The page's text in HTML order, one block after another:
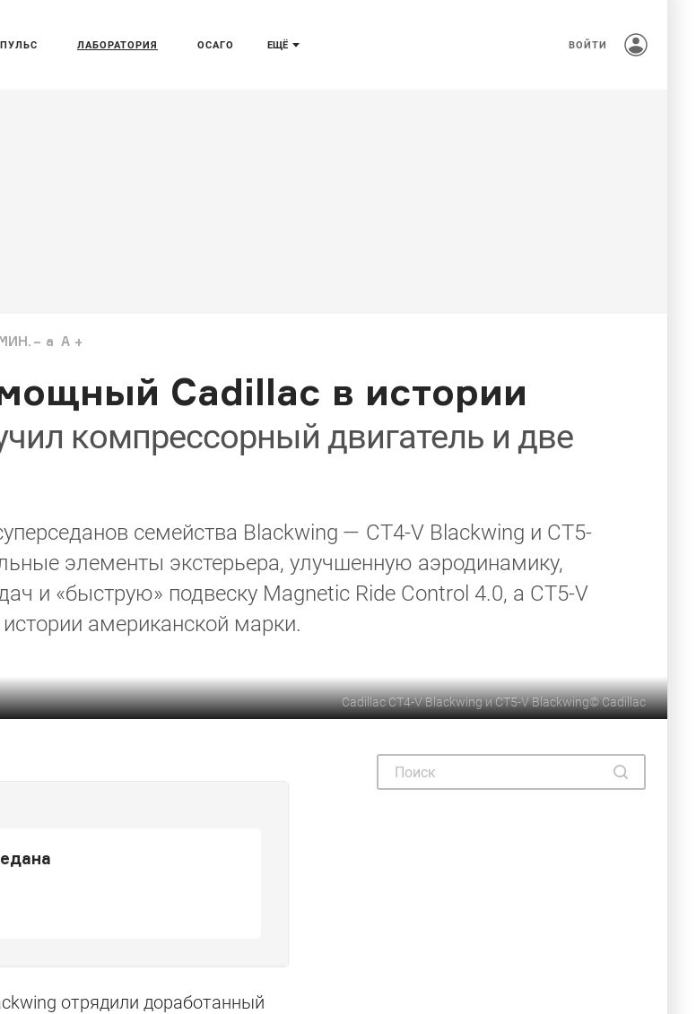
ЕЩЁ
ПУЛЬС ЛАБОРАТОРИЯ ОСАГО ВОЙТИ
a A
Cadillac в истории
компрессорный двигатель и две
семейства Blackwing — CT4-V Blackwing и CT5-
элементы экстерьера, улучшенную аэродинамику,
и «быструю» подвеску Magnetic Ride Control 4.0, а CT5-V
американской марки.
Cadillac CT4-V Blackwing и CT5-V Blackwing©Cadillac
отрядили доработанный